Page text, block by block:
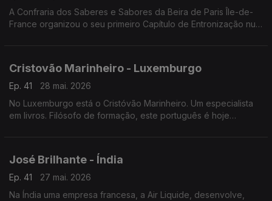
A Confraria dos Saberes e Sabores da Beira de Paris Île-de-
France organizou o seu primeiro Capítulo de Entronização num
Cristovão Marinheiro - Luxemburgo
Ep. 41
28 mai. 2026
No Luxemburgo está o Cristóvão Marinheiro. Um especialista
em livros. Filósofo de formação, este português é hoje
José Brilhante - Índia
Ep. 41
27 mai. 2026
Na Índia uma empresa francesa, a Air Liquide, desenvolve,